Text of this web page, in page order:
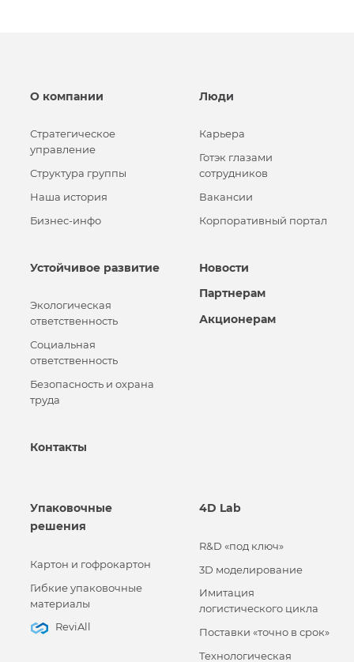
О компании
Стратегическое
управление
Структура группы
Наша история
Бизнес-инфо
Люди
Карьера
Готэк глазами
сотрудников
Вакансии
Корпоративный портал
Устойчивое развитие
Экологическая
ответственность
Социальная
ответственность
Безопасность и охрана
труда
Новости
Партнерам
Акционерам
Контакты
Упаковочные
решения
Картон и гофрокартон
Гибкие упаковочные
материалы
ReviAll
4D Lab
R&D «под ключ»
3D моделирование
Имитация
логистического цикла
Поставки «точно в срок»
Технологическая